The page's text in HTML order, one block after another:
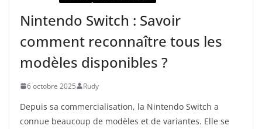
Nintendo Switch : Savoir
comment reconnaître tous les
modèles disponibles ?
6 octobre 2025 Rudy
Depuis sa commercialisation, la Nintendo Switch a
connue beaucoup de modèles et de variantes. Elle se